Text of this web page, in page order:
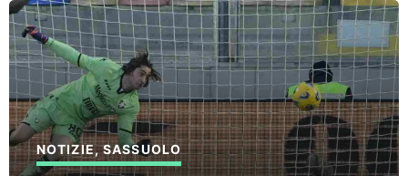
NOTIZIE,SASSUOLO